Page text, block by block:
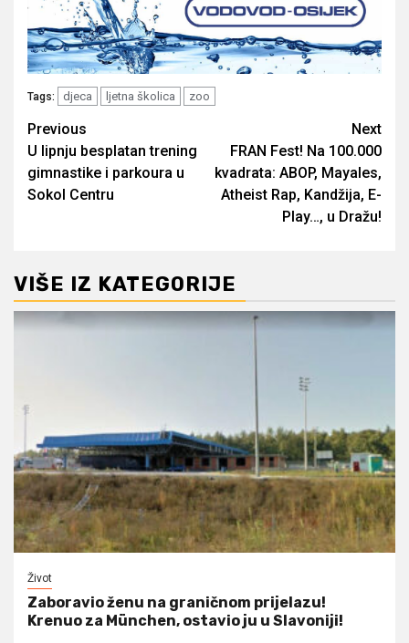
Tags: djeca ljetna školica zoo
Post
navigation
Previous
U lipnju besplatan trening
gimnastike i parkoura u
Sokol Centru
Next
FRAN Fest! Na 100.000
kvadrata: ABOP, Mayales,
Atheist Rap, Kandžija, E-
Play…, u Dražu!
VIŠE IZ KATEGORIJE
Život
Zaboravio ženu na graničnom prijelazu!
Krenuo za München, ostavio ju u Slavoniji!